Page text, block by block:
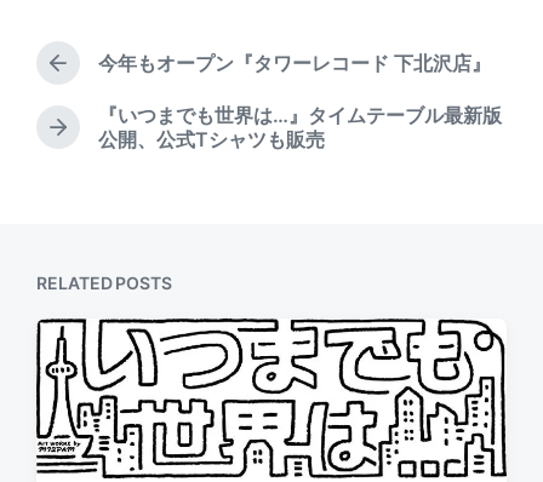
t
e
d
b
e
i
n
P
e
v
o
s
t
:
今年もオープン『タワーレコード 下北沢店』
N
s
:
『いつまでも世界は…』タイムテーブル最新版
公開、公式Tシャツも販売
RELATED POSTS